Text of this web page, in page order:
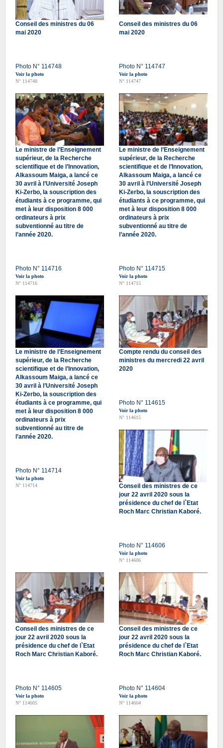
Conseil des ministres du 06
mai 2020
Photo N° 114748
Voir la photo
N° 114748
Conseil des ministres du 06
mai 2020
Photo N° 114747
Voir la photo
N° 114747
Le ministre de l’Enseignement
supérieur, de la Recherche
scientifique et de l’Innovation,
Alkassoum Maiga, a lancé ce
30 avril à l’Université Joseph
Ki-Zerbo, la souscription des
étudiants à ce programme, qui
met à leur disposition 8 000
ordinateurs à prix
subventionné au titre de
l’année 2020.
Photo N° 114716
Voir la photo
N° 114716
Le ministre de l’Enseignement
supérieur, de la Recherche
scientifique et de l’Innovation,
Alkassoum Maiga, a lancé ce
30 avril à l’Université Joseph
Ki-Zerbo, la souscription des
étudiants à ce programme, qui
met à leur disposition 8 000
ordinateurs à prix
subventionné au titre de
l’année 2020.
Photo N° 114715
Voir la photo
N° 114715
Le ministre de l’Enseignement
supérieur, de la Recherche
scientifique et de l’Innovation,
Alkassoum Maiga, a lancé ce
30 avril à l’Université Joseph
Ki-Zerbo, la souscription des
étudiants à ce programme, qui
met à leur disposition 8 000
ordinateurs à prix
subventionné au titre de
l’année 2020.
Photo N° 114714
Voir la photo
N° 114714
Compte rendu du conseil des
ministres du mercredi 22 avril
2020
Photo N° 114615
Voir la photo
N° 114615
Conseil des ministres de ce
jour 22 avril 2020 sous la
présidence du chef de l`Etat
Roch Marc Christian Kaboré.
Photo N° 114606
Voir la photo
N° 114606
Conseil des ministres de ce
jour 22 avril 2020 sous la
présidence du chef de l`Etat
Roch Marc Christian Kaboré.
Photo N° 114605
Voir la photo
N° 114605
Conseil des ministres de ce
jour 22 avril 2020 sous la
présidence du chef de l`Etat
Roch Marc Christian Kaboré.
Photo N° 114604
Voir la photo
N° 114604